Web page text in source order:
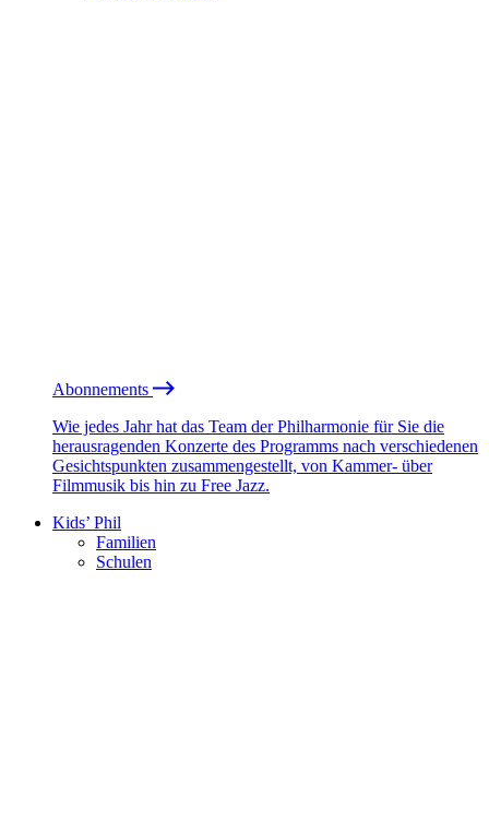
Abonnements
Wie jedes Jahr hat das Team der Philharmonie für Sie die
herausragenden Konzerte des Programms nach verschiedenen
Gesichtspunkten zusammengestellt, von Kammer- über
Filmmusik bis hin zu Free Jazz.
Kids’ Phil
Familien
Schulen